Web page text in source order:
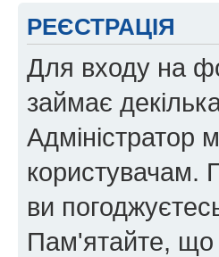
РЕЄСТРАЦІЯ
Для входу на
займає
Адміністратор
користувачам.
ви
Пам'ятайте, що